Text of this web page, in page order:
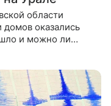
области
домов оказались
и можно ли